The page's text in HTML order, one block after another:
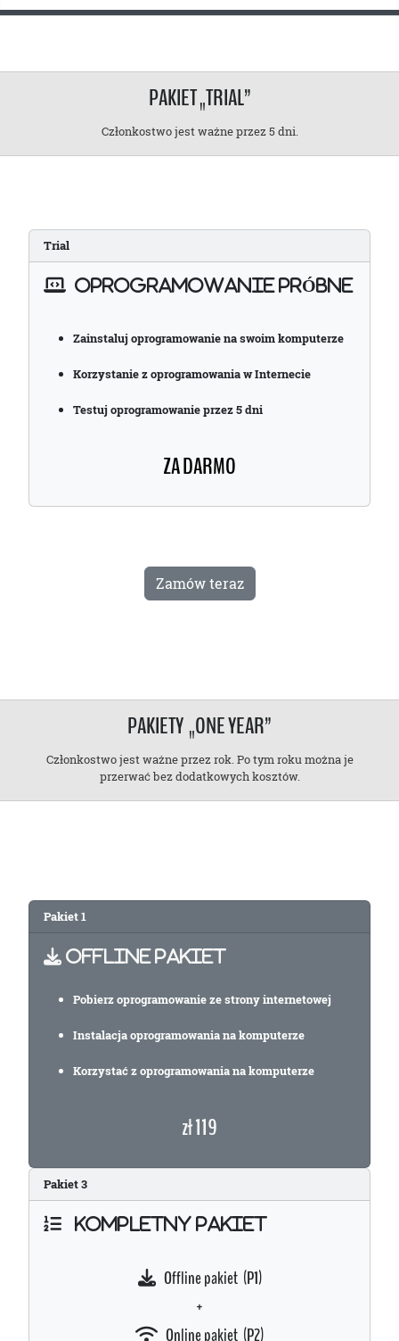
PAKIET „TRIAL”
Członkostwo jest ważne przez 5 dni.
Trial
OPROGRAMOWANIE PRÓBNE
Zainstaluj oprogramowanie na swoim komputerze
Korzystanie z oprogramowania w Internecie
Testuj oprogramowanie przez 5 dni
ZA DARMO
Zamów teraz
PAKIETY „ONE YEAR”
Członkostwo jest ważne przez rok. Po tym roku można je
przerwać bez dodatkowych kosztów.
Pakiet 1
OFFLINE PAKIET
Pobierz oprogramowanie ze strony internetowej
Instalacja oprogramowania na komputerze
Korzystać z oprogramowania na komputerze
zł 119
Pakiet3
KOMPLETNY PAKIET
Offline pakiet (P1)
+
Online pakiet (P2)